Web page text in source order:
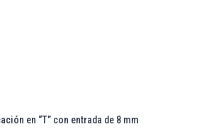
en “T” con entrada de 8 mm